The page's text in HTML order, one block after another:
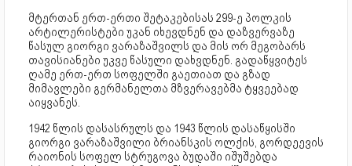
მტერთან ერთ-ერთი შეტაკებისას 299-ე პოლკის
არტილერისტები უკან იხევდნენ და დაზვერვაზე
წასულ გიორგი ვარაზაშვილს და მის ორ მეგობარს
თავისიანები უკვე წასული დახვდნენ. გადაწყვიტეს
ღამე ერთ-ერთ სოფელში გაეთიათ და გზად
მიმავლები გერმანელთა მზვერავებმა ტყვეებად
აიყვანეს.
1942 წლის დასასრულს და 1943 წლის დასაწყისში
გიორგი ვარაზაშვილი ბრიანსკის ოლქის, გორდეევის
რაიონის სოფელ სტრუგოვა ბუდაში იშუშებდა